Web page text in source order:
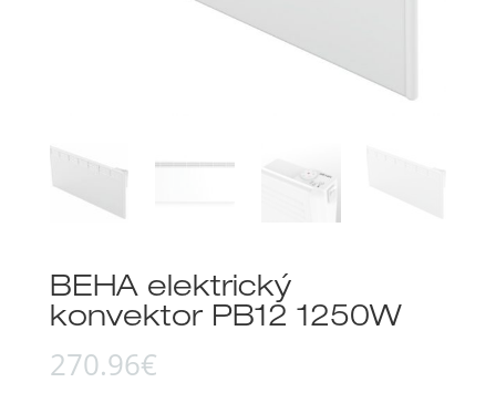
BEHA elektrický
konvektor PB12 1250W
270.96€